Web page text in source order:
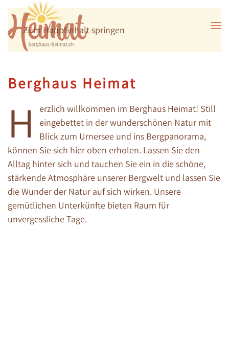
Zum Hauptinhalt springen
Berghaus Heimat
H
erzlich willkommen im Berghaus Heimat! Still
eingebettet in der wunderschönen Natur mit
Blick zum Urnersee und ins Bergpanorama,
können Sie sich hier oben erholen. Lassen Sie den
Alltag hinter sich und tauchen Sie ein in die schöne,
stärkende Atmosphäre unserer Bergwelt und lassen Sie
die Wunder der Natur auf sich wirken. Unsere
gemütlichen Unterkünfte bieten Raum für
unvergessliche Tage.